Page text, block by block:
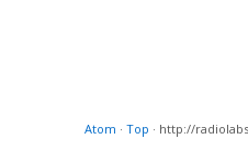
Atom · Top · http://